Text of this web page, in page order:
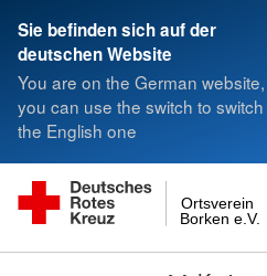
Sie befinden sich auf der
deutschen Website
You are on the German website,
you can use the switch to switch
the English one
Borken e.V.
Ortsverein